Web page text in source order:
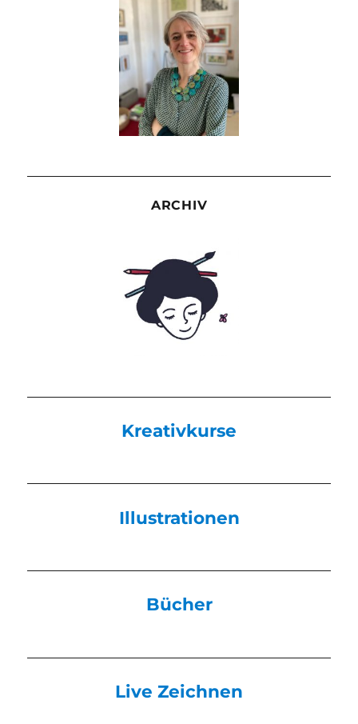
ARCHIV
Kreativkurse
Illustrationen
Bücher
Live Zeichnen